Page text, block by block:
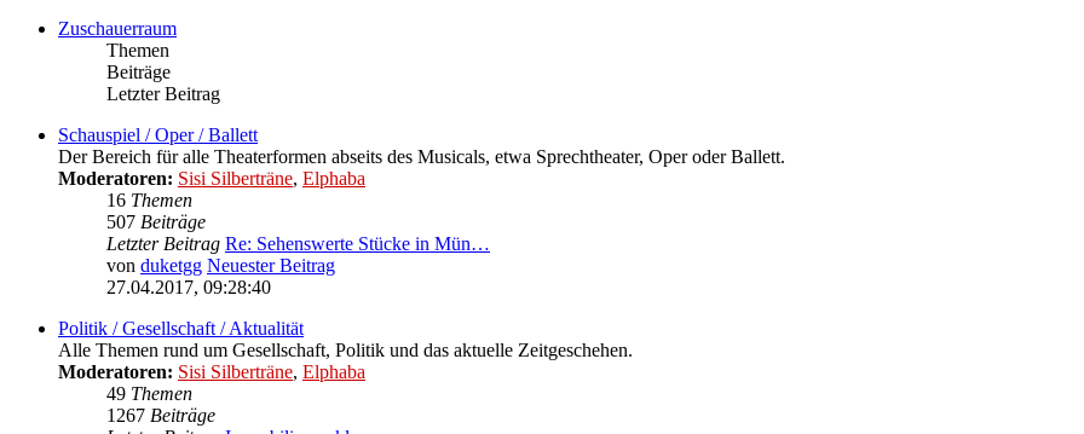
Zuschauerraum
Themen
Beiträge
Letzter Beitrag
Schauspiel / Oper / Ballett
Der Bereich für alle Theaterformen abseits des Musicals, etwa Sprechtheater, Oper oder Ballett.
Moderatoren: Sisi Silberträne, Elphaba
16 Themen
507 Beiträge
Letzter Beitrag Re: Sehenswerte Stücke in Mün…
von duketgg Neuester Beitrag
27.04.2017, 09:28:40
Politik / Gesellschaft / Aktualität
Alle Themen rund um Gesellschaft, Politik und das aktuelle Zeitgeschehen.
Moderatoren: Sisi Silberträne, Elphaba
49 Themen
1267 Beiträge